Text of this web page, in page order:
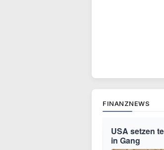
FINANZNEWS
USA setzen
in Gang